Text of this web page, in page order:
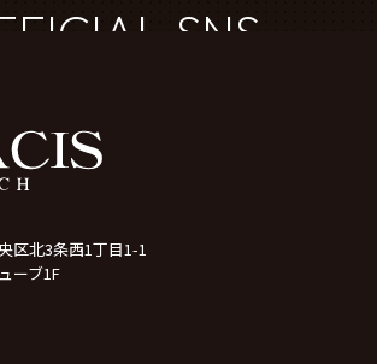
SNS
区北3条西1丁目1-1
ーブ1F